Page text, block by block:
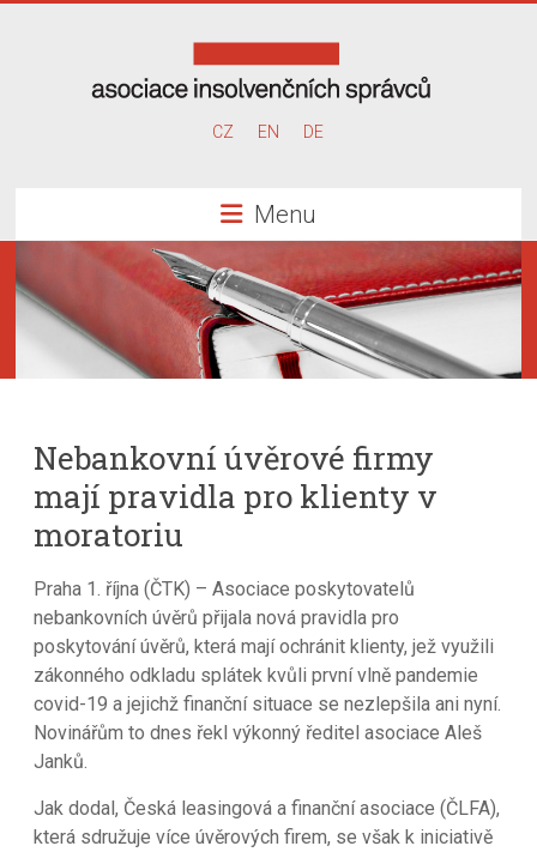
správců
CZ EN DE
Menu
Nebankovní úvěrové firmy
mají pravidla pro klienty v
moratoriu
Praha 1. října (ČTK) – Asociace poskytovatelů
nebankovních úvěrů přijala nová pravidla pro
poskytování úvěrů, která mají ochránit klienty, jež využili
zákonného odkladu splátek kvůli první vlně pandemie
covid-19 a jejichž finanční situace se nezlepšila ani nyní.
Novinářům to dnes řekl výkonný ředitel asociace Aleš
Janků.
Jak dodal, Česká leasingová a finanční asociace (ČLFA),
která sdružuje více úvěrových firem, se však k iniciativě